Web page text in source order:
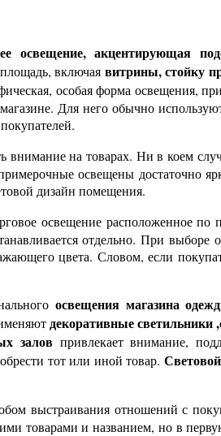
освещение, акцентирующая
включая витрины, стойку
особая форма освещения,
Для него обычно
внимание на товарах. Ни в коем
освещены достаточно
дизайн помещения.
освещение расположенное по
отдельно. При выборе
цвета. Словом, если
освещения магазина
декоративные светильники
залов привлекает внимание,
тот или иной товар.
выстраивания отношений с
товарами и названием, но в